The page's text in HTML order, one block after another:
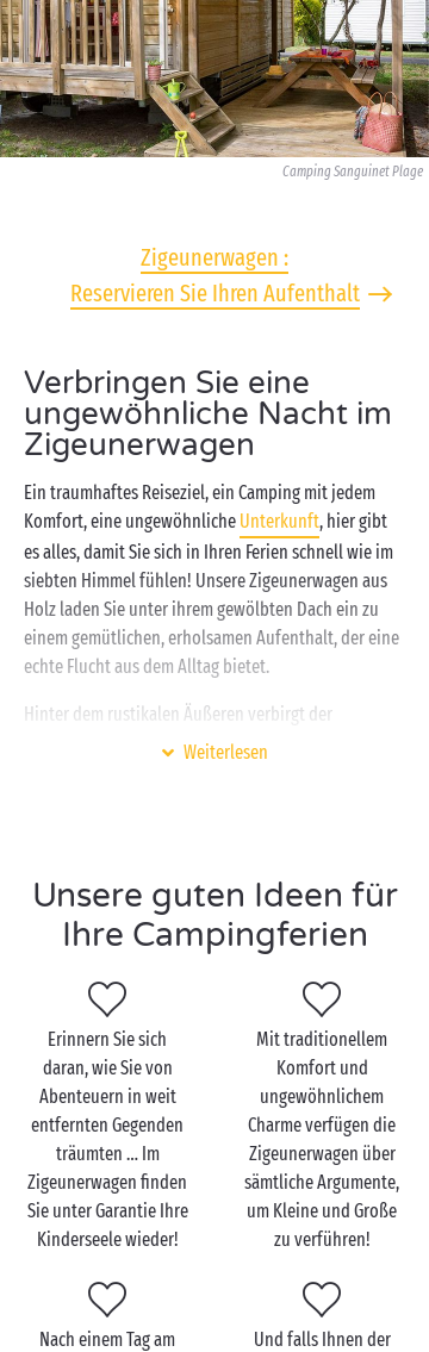
Camping Sanguinet Plage
Zigeunerwagen :
Reservieren Sie Ihren Aufenthalt
Verbringen Sie eine
ungewöhnliche Nacht im
Zigeunerwagen
Ein traumhaftes Reiseziel, ein Camping mit jedem
Komfort, eine ungewöhnliche Unterkunft, hier gibt
es alles, damit Sie sich in Ihren Ferien schnell wie im
siebten Himmel fühlen! Unsere Zigeunerwagen aus
Holz laden Sie unter ihrem gewölbten Dach ein zu
einem gemütlichen, erholsamen Aufenthalt, der eine
echte Flucht aus dem Alltag bietet.
Hinter dem rustikalen Äußeren verbirgt der
Zigeunerwagen ein Inneres, das wie ein traditionelles
der schönen Umgebung profitieren können! Sind Sie
bereit, eine noch nie dagewesene Camping-Erfahrung
zu machen?
Weiterlesen
Unsere guten Ideen für
Ihre Campingferien
Erinnern Sie sich
daran, wie Sie von
Abenteuern in weit
entfernten Gegenden
träumten … Im
Zigeunerwagen finden
Sie unter Garantie Ihre
Kinderseele wieder!
Mit traditionellem
Komfort und
ungewöhnlichem
Charme verfügen die
Zigeunerwagen über
sämtliche Argumente,
um Kleine und Große
zu verführen!
Nach einem Tag am
Und falls Ihnen der